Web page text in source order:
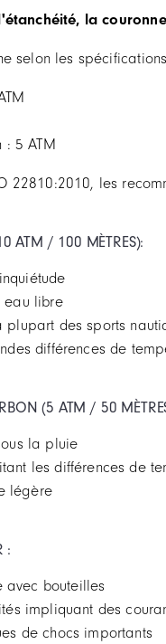
la
selon les
: 5 ATM
22810:2010, les
ATM / 100 MÈTRES):
eau libre
des sports
différences de
(5 ATM / 50
la pluie
les différences de
légère
:
avec bouteilles
impliquant des
de chocs importants